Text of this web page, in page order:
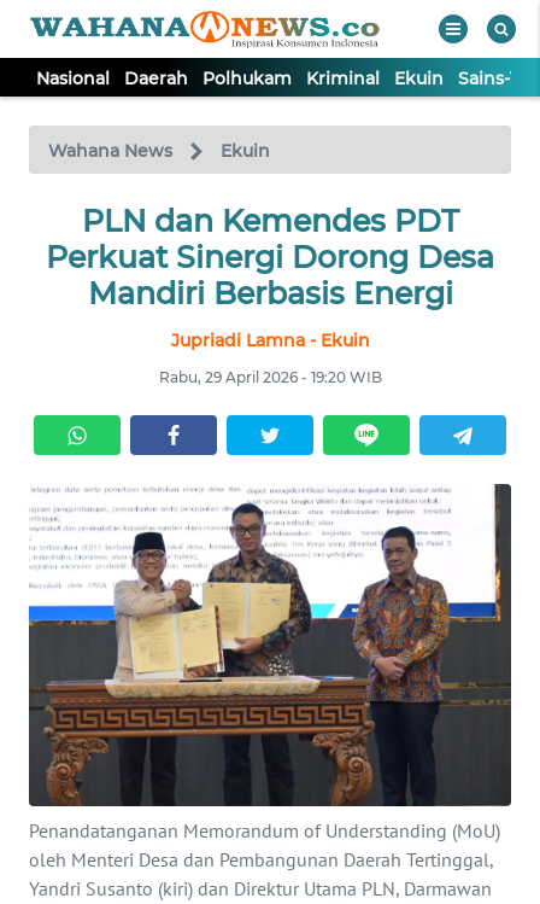
Nasional Daerah Polhukam Kriminal Ekuin Sains-
Wahana News Ekuin
PLN dan Kemendes PDT
Perkuat Sinergi Dorong Desa
Mandiri Berbasis Energi
Jupriadi Lamna - Ekuin
Rabu, 29 April 2026 - 19:20 WIB
Penandatanganan Memorandum of Understanding (MoU)
oleh Menteri Desa dan Pembangunan Daerah Tertinggal,
Yandri Susanto (kiri) dan Direktur Utama PLN, Darmawan
TV
Tutup
NASIONAL
DAERAH
KRIMINAL
EKUIN
SAINS-TEKNO
KESEHATAN
INTERNASIONAL
SERBA-SERBI
PENDIDIKAN
OLAHRAGA